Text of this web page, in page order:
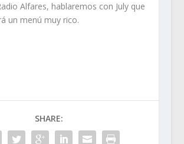
Alfares, hablaremos con July que
un menú muy rico.
SHARE: